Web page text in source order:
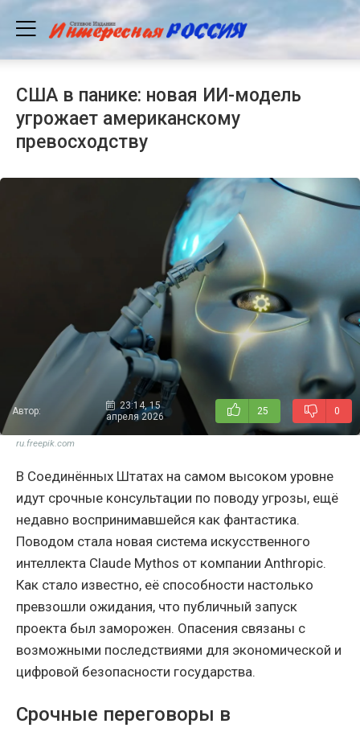
США в панике: новая ИИ-модель
угрожает американскому
превосходству
Автор:
23:14, 15
апреля 2026
25 0
ru.freepik.com
В Соединённых Штатах на самом высоком уровне
идут срочные консультации по поводу угрозы, ещё
недавно воспринимавшейся как фантастика.
Поводом стала новая система искусственного
интеллекта Claude Mythos от компании Anthropic.
Как стало известно, её способности настолько
превзошли ожидания, что публичный запуск
проекта был заморожен. Опасения связаны с
возможными последствиями для экономической и
цифровой безопасности государства.
Срочные переговоры в